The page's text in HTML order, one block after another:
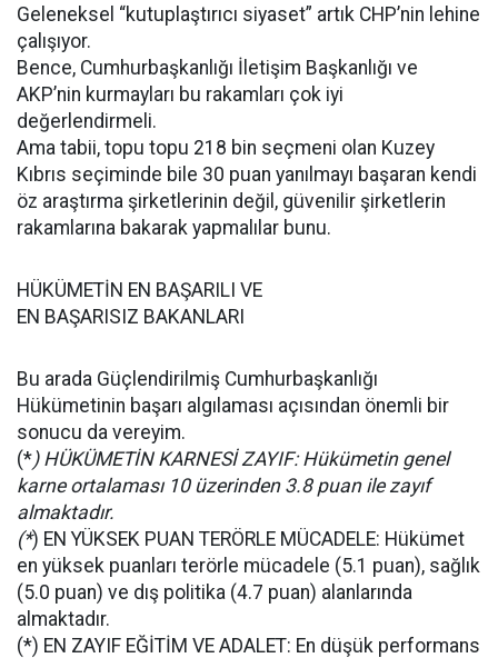
Geleneksel “kutuplaştırıcı siyaset” artık CHP’nin lehine
çalışıyor.
Bence, Cumhurbaşkanlığı İletişim Başkanlığı ve
AKP’nin kurmayları bu rakamları çok iyi
değerlendirmeli.
Ama tabii, topu topu 218 bin seçmeni olan Kuzey
Kıbrıs seçiminde bile 30 puan yanılmayı başaran kendi
öz araştırma şirketlerinin değil, güvenilir şirketlerin
rakamlarına bakarak yapmalılar bunu.
HÜKÜMETİN EN BAŞARILI VE
EN BAŞARISIZ BAKANLARI
Bu arada Güçlendirilmiş Cumhurbaşkanlığı
Hükümetinin başarı algılaması açısından önemli bir
sonucu da vereyim.
(*) HÜKÜMETİN KARNESİ ZAYIF: Hükümetin genel
karne ortalaması 10 üzerinden 3.8 puan ile zayıf
almaktadır.
(*) EN YÜKSEK PUAN TERÖRLE MÜCADELE: Hükümet
en yüksek puanları terörle mücadele (5.1 puan), sağlık
(5.0 puan) ve dış politika (4.7 puan) alanlarında
almaktadır.
(*) EN ZAYIF EĞİTİM VE ADALET: En düşük performans